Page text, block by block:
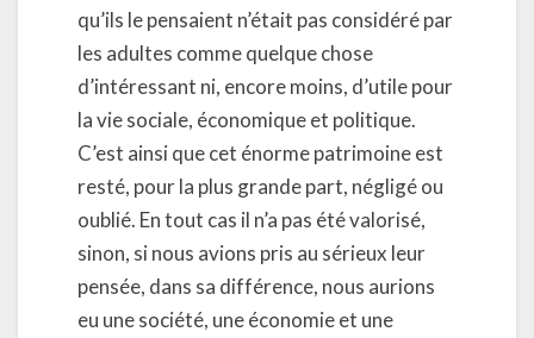
qu’ils le pensaient n’était pas considéré par
les adultes comme quelque chose
d’intéressant ni, encore moins, d’utile pour
la vie sociale, économique et politique.
C’est ainsi que cet énorme patrimoine est
resté, pour la plus grande part, négligé ou
oublié. En tout cas il n’a pas été valorisé,
sinon, si nous avions pris au sérieux leur
pensée, dans sa différence, nous aurions
eu une société, une économie et une